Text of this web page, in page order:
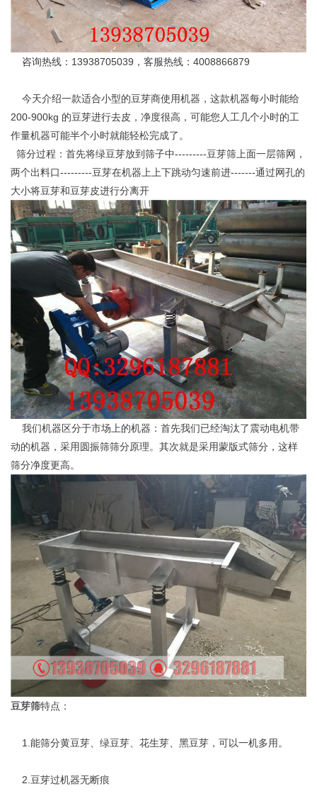
咨询热线：13938705039，客服热线：4008866879
今天介绍一款适合小型的豆芽商使用机器，这款机器每小时能给
200-900kg 的豆芽进行去皮，净度很高，可能您人工几个小时的工
作量机器可能半个小时就能轻松完成了。
筛分过程：首先将绿豆芽放到筛子中---------豆芽筛上面一层筛网，
两个出料口---------豆芽在机器上上下跳动匀速前进-------通过网孔的
大小将豆芽和豆芽皮进行分离开
我们机器区分于市场上的机器：首先我们已经淘汰了震动电机带
动的机器，采用圆振筛筛分原理。其次就是采用蒙版式筛分，这样
筛分净度更高。
豆芽筛特点：
1.能筛分黄豆芽、绿豆芽、花生芽、黑豆芽，可以一机多用。
2.豆芽过机器无断痕